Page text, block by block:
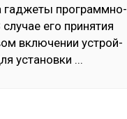
гад­же­ты прог­рам­мно­
его при­нятия
вклю­чении ус­трой­
ус­та­нов­ки ...